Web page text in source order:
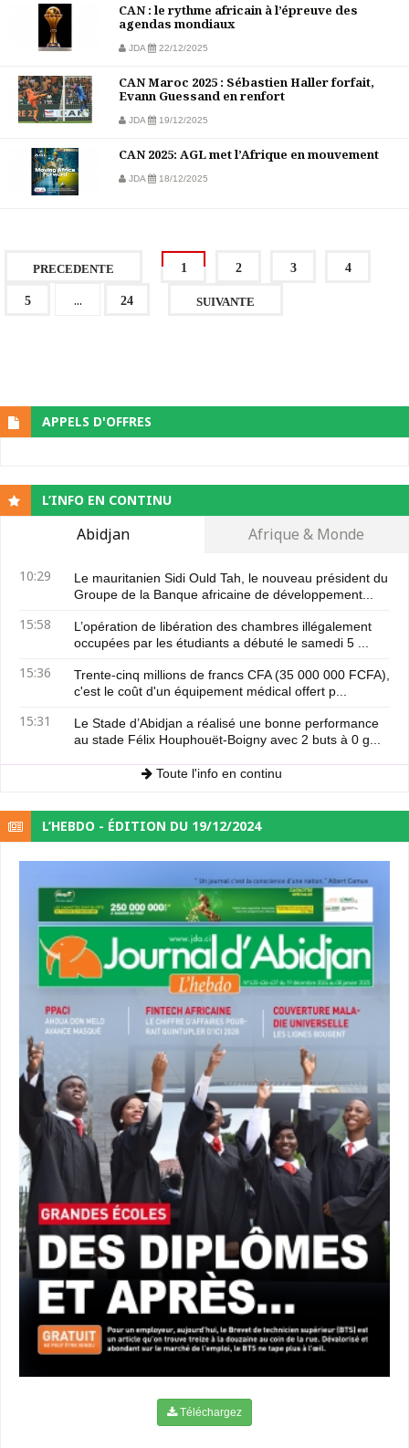
CAN : le rythme africain à l’épreuve des
agendas mondiaux
JDA 22/12/2025
CAN Maroc 2025 : Sébastien Haller forfait,
Evann Guessand en renfort
JDA 19/12/2025
CAN 2025: AGL met l’Afrique en mouvement
JDA 18/12/2025
PRECEDENTE 1 2 3 4
5 ... 24 SUIVANTE
APPELS D'OFFRES
L’INFO EN CONTINU
Abidjan Afrique & Monde
10:29
Le mauritanien Sidi Ould Tah, le nouveau président du
Groupe de la Banque africaine de développement...
15:58
L’opération de libération des chambres illégalement
occupées par les étudiants a débuté le samedi 5 ...
15:36
Trente-cinq millions de francs CFA (35 000 000 FCFA),
c'est le coût d'un équipement médical offert p...
15:31
Le Stade d’Abidjan a réalisé une bonne performance
au stade Félix Houphouët-Boigny avec 2 buts à 0 g...
Toute l'info en continu
L’HEBDO - ÉDITION DU 19/12/2024
Téléchargez